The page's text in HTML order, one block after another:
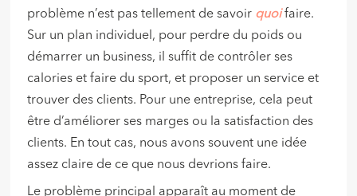
problème n’est pas tellement de savoir quoifaire.
Sur un plan individuel, pour perdre du poids ou
démarrer un business, il suffit de contrôler ses
calories et faire du sport, et proposer un service et
trouver des clients. Pour une entreprise, cela peut
être d’améliorer ses marges ou la satisfaction des
clients. En tout cas, nous avons souvent une idée
assez claire de ce que nous devrions faire.
Le problème principal apparaît au moment de